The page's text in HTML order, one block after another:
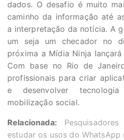
dados. O desafio é muito
caminho da informação até
a interpretação da notícia. A
um seja um checador no
próxima a Mídia Ninja lançará
Com base no Rio de
profissionais para criar
e desenvolver
mobilização social.
Relacionada:
estudar os usos do WhatsApp